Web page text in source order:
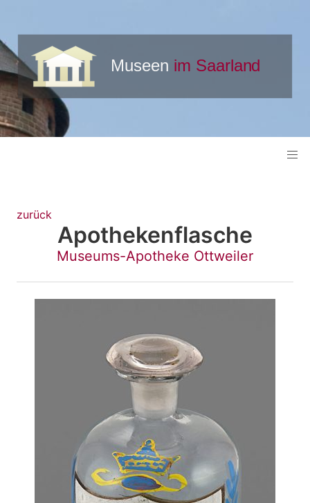
zurück
Apothekenflasche
Museums-Apotheke Ottweiler